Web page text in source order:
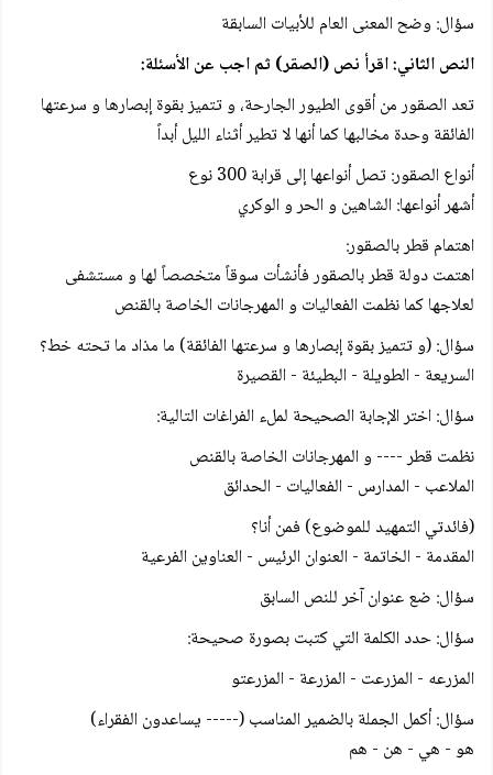
سؤال: وضح المعنى العام للأبيات السابقة
النص الثاني: اقرأ نص (الصقر) ثم اجب عن الأسئلة:
تعد الصقور من أقوى الطيور الجارحة، و تتميز بقوة إبصارها و سرعتها
الفائقة وحدة مخالبها كما أنها لا تطير أثناء الليل أبداً
أنواع الصقور: تصل أنواعها إلى قرابة 300 نوع
أشهر أنواعها: الشاهين و الحر و الوكري
اهتمام قطر بالصقور:
اهتمت دولة قطر بالصقور فأنشأت سوقاً متخصصاً لها و مستشفى
لعلاجها كما نظمت الفعاليات و المهرجانات الخاصة بالقنص
سؤال: (و تتميز بقوة إبصارها و سرعتها الفائقة) ما مذاد ما تحته خط؟
السريعة - الطويلة - البطيئة - القصيرة
سؤال: اختر الإجابة الصحيحة لملء الفراغات التالية:
نظمت قطر ---- و المهرجانات الخاصة بالقنص
الملاعب - المدارس - الفعاليات - الحدائق
(فائدتي التمهيد للموضوع) فمن أنا؟
المقدمة - الخاتمة - العنوان الرئيس - العناوين الفرعية
سؤال: ضع عنوان آخر للنص السابق
سؤال: حدد الكلمة التي كتبت بصورة صحيحة:
المزرعه - المزرعت - المزرعة - المزرعتو
سؤال: أكمل الجملة بالضمير المناسب (----- يساعدون الفقراء)
هو - هي - هن - هم